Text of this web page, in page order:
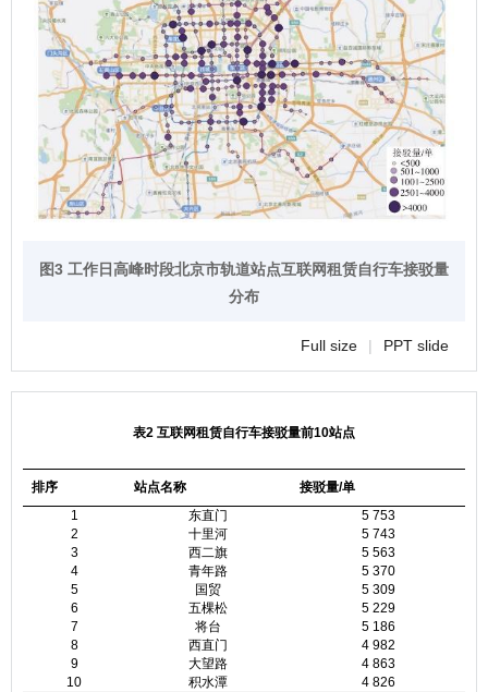
图3 工作日高峰时段北京市轨道站点互联网租赁自行车接驳量
分布
Full size | PPT slide
表2 互联网租赁自行车接驳量前10站点
排序 站点名称
接驳量/单
1
东直门
5 753
2
十里河
5 743
3
西二旗
5 563
4
青年路
5 370
5
国贸
5 309
6
五棵松
5 229
7
将台
5 186
8
西直门
4 982
9
大望路
4 863
10
积水潭 4 826